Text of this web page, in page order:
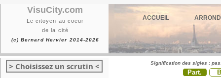
VisuCity.com
Le citoyen au coeur
de la cité
(c) Bernard Hervier 2014-2026
ACCUEIL
> Choisissez un scrutin < Signification des sigles :
Part.